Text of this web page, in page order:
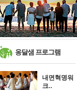
슬럼프
보고 싶은 어머니
유년 시절의 부산 영도 바다
희망이란
#바이러스
#극복 #사람
옹달샘 프로그램
내면혁명워
크..